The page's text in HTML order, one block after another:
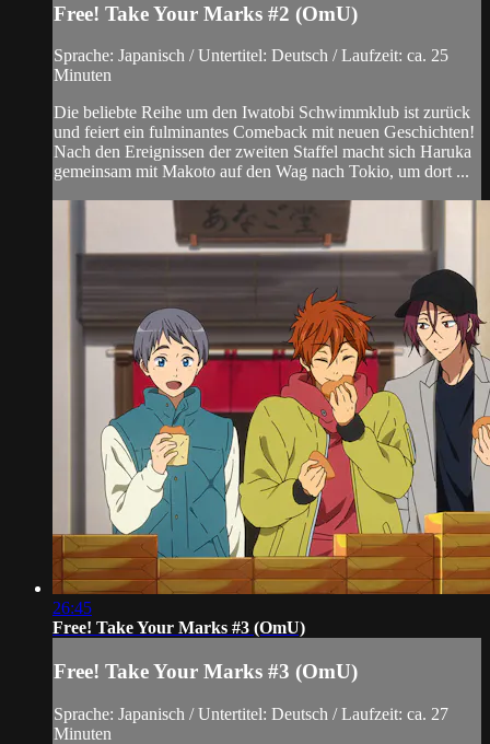
Free! Take Your Marks #2 (OmU)
Sprache: Japanisch / Untertitel: Deutsch / Laufzeit: ca. 25
Minuten
Die beliebte Reihe um den Iwatobi Schwimmklub ist zurück
und feiert ein fulminantes Comeback mit neuen Geschichten!
Nach den Ereignissen der zweiten Staffel macht sich Haruka
gemeinsam mit Makoto auf den Wag nach Tokio, um dort ...
26:45
Free! Take Your Marks #3 (OmU)
Free! Take Your Marks #3 (OmU)
Sprache: Japanisch / Untertitel: Deutsch / Laufzeit: ca. 27
Minuten